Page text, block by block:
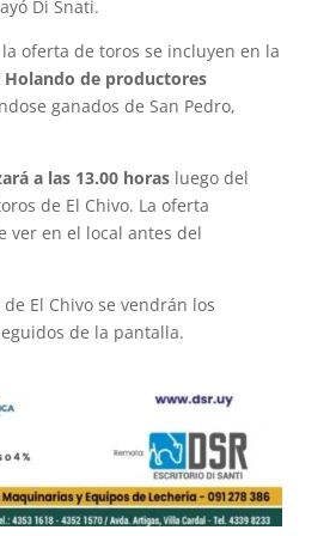
Di Snati.
oferta de toros se incluyen en la
Holando de productores
ganados de San Pedro,
a las 13.00 horasluego del
de El Chivo. La oferta
ver en el local antes del
El Chivo se vendrán los
de la pantalla.